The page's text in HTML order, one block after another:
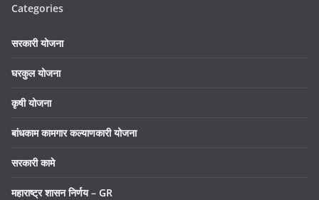
Categories
सरकारी योजना
घरकुल योजना
कृषी योजना
बांधकाम कामगार कल्याणकारी योजना
सरकारी कामे
महाराष्ट्र शासन निर्णय – GR